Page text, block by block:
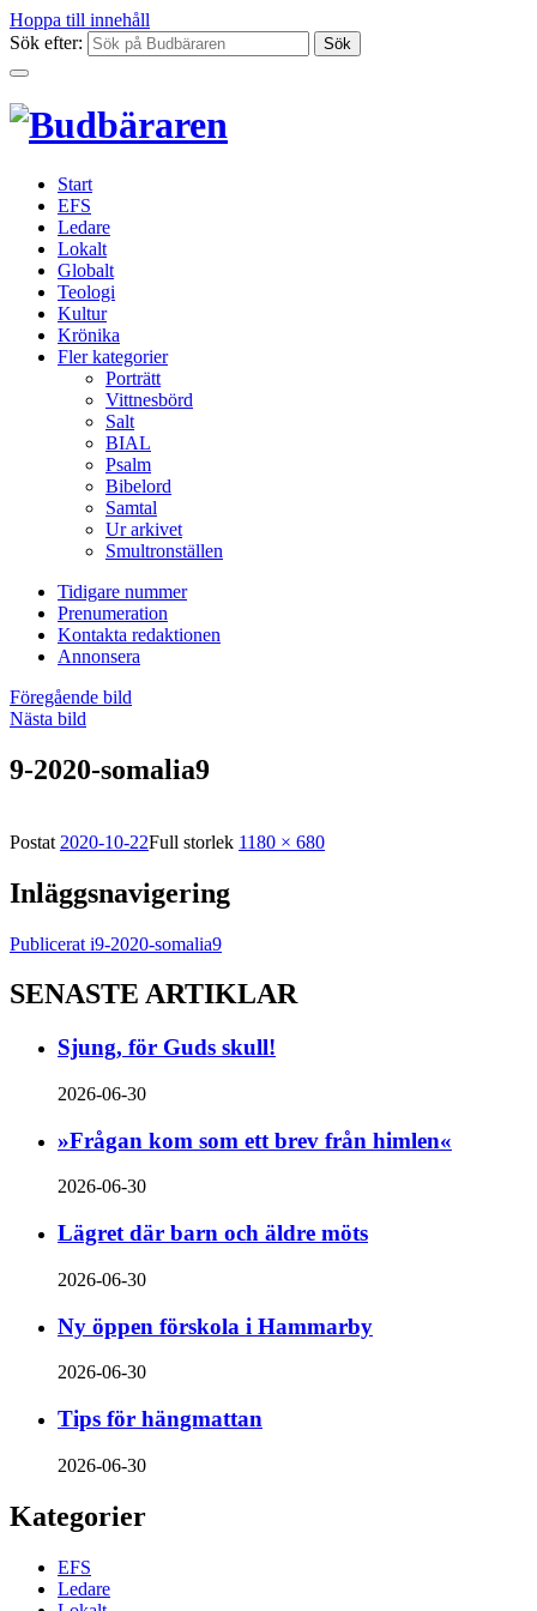
Hoppa till innehåll
Sök efter:
Start
EFS
Ledare
Lokalt
Globalt
Teologi
Kultur
Krönika
Fler kategorier
Porträtt
Vittnesbörd
Salt
BIAL
Psalm
Bibelord
Samtal
Ur arkivet
Smultronställen
Tidigare nummer
Prenumeration
Kontakta redaktionen
Annonsera
Föregående bild
Nästa bild
9-2020-somalia9
Postat 2020-10-22Full storlek 1180 × 680
Inläggsnavigering
Publicerat i9-2020-somalia9
SENASTE ARTIKLAR
Sjung, för Guds skull!
2026-06-30
»Frågan kom som ett brev från himlen«
2026-06-30
Lägret där barn och äldre möts
2026-06-30
Ny öppen förskola i Hammarby
2026-06-30
Tips för hängmattan
2026-06-30
Kategorier
EFS
Ledare